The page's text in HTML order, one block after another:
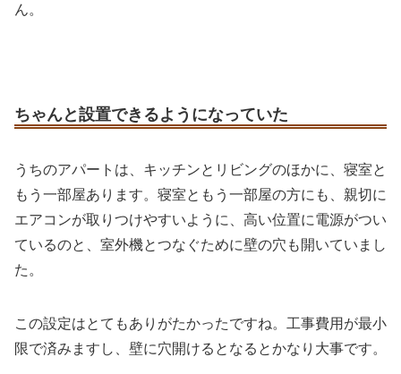
ん。
ちゃんと設置できるようになっていた
うちのアパートは、キッチンとリビングのほかに、寝室と
もう一部屋あります。寝室ともう一部屋の方にも、親切に
エアコンが取りつけやすいように、高い位置に電源がつい
ているのと、室外機とつなぐために壁の穴も開いていまし
た。
この設定はとてもありがたかったですね。工事費用が最小
限で済みますし、壁に穴開けるとなるとかなり大事です。